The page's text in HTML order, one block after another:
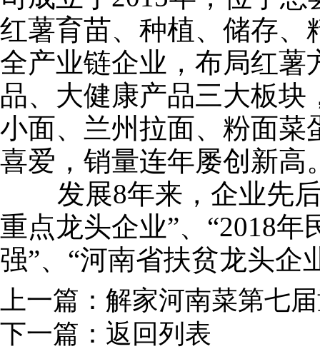
红薯育苗、种植、储存、
全产业链企业，布局红薯
品、大健康产品三大板
小面、兰州拉面、粉面菜
喜爱，销量连年屡创新高
发展8年来，企业先后
重点龙头企业”、“2018年
强”、“河南省扶贫龙头企
上一篇： 解家河南菜第七
下一篇： 返回列表